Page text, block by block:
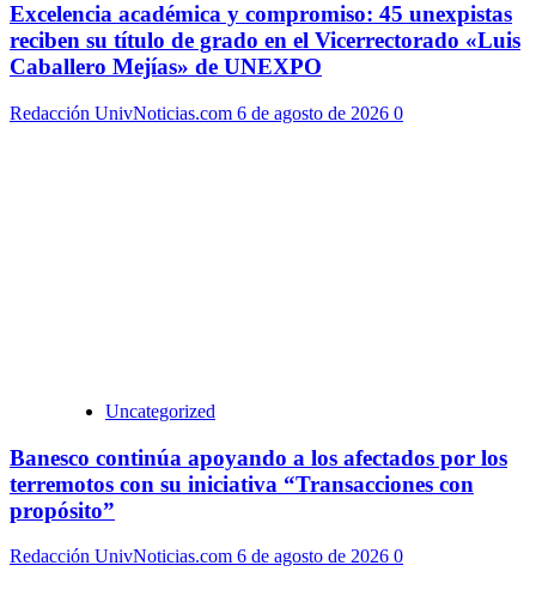
Excelencia académica y compromiso: 45 unexpistas
reciben su título de grado en el Vicerrectorado «Luis
Caballero Mejías» de UNEXPO
Redacción UnivNoticias.com 6 de agosto de 2026 0
Uncategorized
Banesco continúa apoyando a los afectados por los
terremotos con su iniciativa “Transacciones con
propósito”
Redacción UnivNoticias.com 6 de agosto de 2026 0